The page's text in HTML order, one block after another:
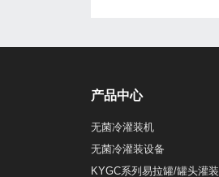
产品中心
无菌冷灌装机
无菌冷灌装设备
KYGC系列易拉罐/罐头灌装